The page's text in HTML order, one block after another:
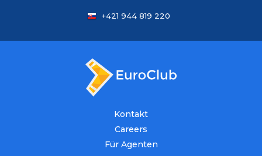
+421 944 819 220
Kontakt
Careers
Für Agenten